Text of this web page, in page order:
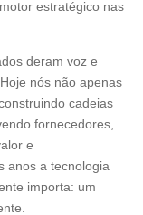
estratégico nas
deram voz e
nós não apenas
cadeias
fornecedores,
e
anos a tecnologia
importa: um